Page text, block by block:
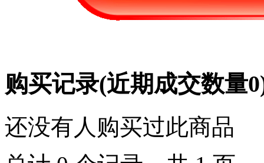
购买记录(近期成交数量0
还没有人购买过此商品